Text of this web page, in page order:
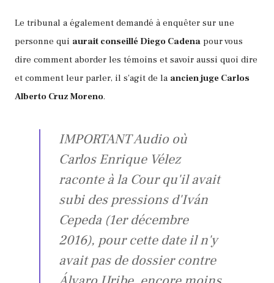
Le tribunal a également demandé à enquêter sur une
personne qui aurait conseillé Diego Cadena pour vous
dire comment aborder les témoins et savoir aussi quoi dire
et comment leur parler, il s'agit de la ancien juge Carlos
Alberto Cruz Moreno.
IMPORTANT Audio où
Carlos Enrique Vélez
raconte à la Cour qu'il avait
subi des pressions d'Iván
Cepeda (1er décembre
2016), pour cette date il n'y
avait pas de dossier contre